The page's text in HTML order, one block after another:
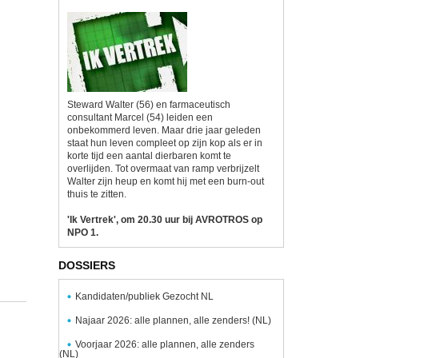
Steward Walter (56) en farmaceutisch
consultant Marcel (54) leiden een
onbekommerd leven. Maar drie jaar geleden
staat hun leven compleet op zijn kop als er in
korte tijd een aantal dierbaren komt te
overlijden. Tot overmaat van ramp verbrijzelt
Walter zijn heup en komt hij met een burn-out
thuis te zitten.
'Ik Vertrek', om 20.30 uur bij AVROTROS op
NPO 1.
DOSSIERS
Kandidaten/publiek Gezocht NL
Najaar 2026: alle plannen, alle zenders! (NL)
Voorjaar 2026: alle plannen, alle zenders
(NL)